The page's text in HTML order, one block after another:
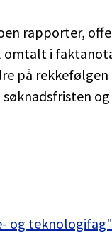
rapporter,
omtalt i
på
og